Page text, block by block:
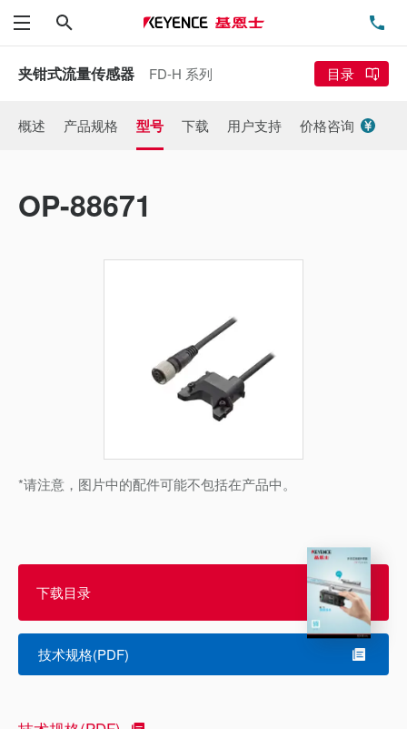
菜单
夹钳式流量传感器 FD-H 系列 目录
概述 产品规格 型号 下载 用户支持 价格咨询
OP-88671
*请注意，图片中的配件可能不包括在产品中。
下载目录
技术规格(PDF)